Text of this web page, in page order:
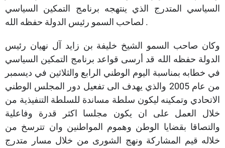
السياسي المتدرج الذي ينتهجه برنامج التمكين السياسي
لصاحب السمو رئيس الدولة حفظه الله .
وكان صاحب السمو الشيخ خليفة بن زايد آل نهيان رئيس
الدولة حفظه الله قد أرسى قواعد برنامج التمكين السياسي
في خطابه بمناسبة اليوم الوطني الرابع والثلاثين في ديسمبر
من عام 2005 والذي يهدف الى تفعيل دور المجلس الوطني
الاتحادي وتمكينه ليكون سلطة مساندة للسلطة التنفيذية من
خلال العمل على ان يكون مجلسا اكثر قدرة وفاعلية
والتصاقا بقضايا الوطن وهموم المواطنين وان تترسخ من
خلاله قيم المشاركة ونهج الشورى من خلال مسار متدرج